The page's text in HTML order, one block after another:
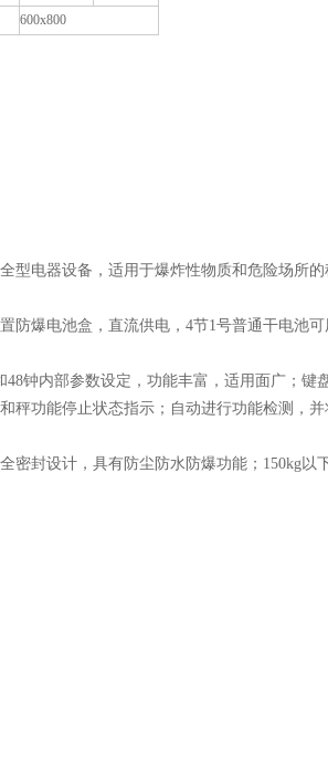
600x800
型电器设备，适用于爆炸性物质和危险场所
爆电池盒，直流供电，4节1号普通干电池
钟内部参数设定，功能丰富，适用面广；键
秤功能停止状态指示；自动进行功能检测，
封设计，具有防尘防水防爆功能；150kg以